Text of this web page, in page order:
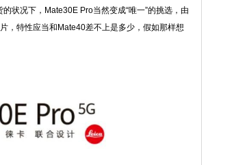
状况下，Mate30E Pro当然变成“唯一”的挑选，由
，特性应当和Mate40差不上是多少，假如那样想